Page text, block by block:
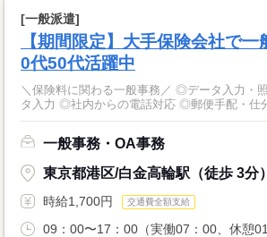
[一般派遣]
【期間限定】大手保険会社で
0代50代活躍中
＼保険料に関わる一般事務／ ◎データ入力・
タ入力 ◎社内からの電話対応 ◎郵便手配・仕
一般事務・OA事務
東京都港区/白金高輪駅（徒歩 3分）
時給1,700円 交通費全額支給
09：00〜17：00（実働07：00、休憩01